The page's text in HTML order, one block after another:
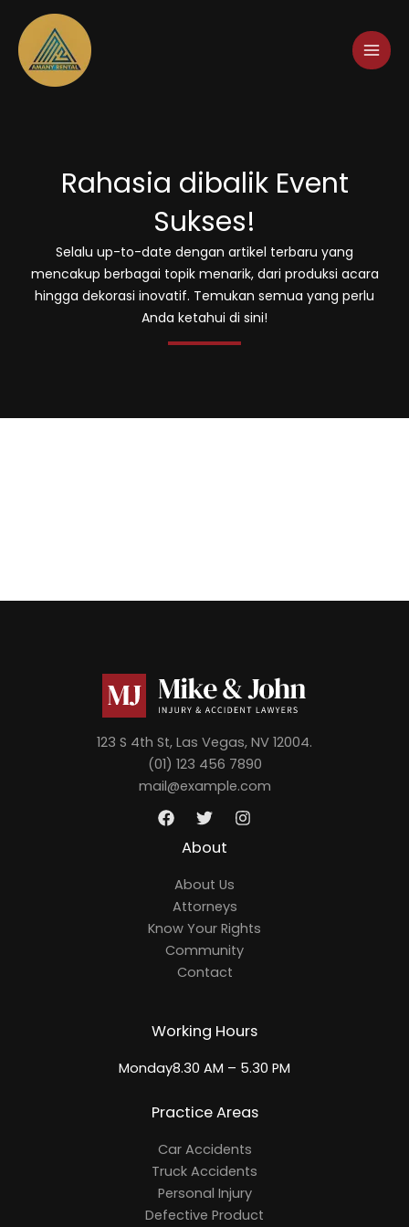
konten
Rahasia dibalik Event
Sukses!
Selalu up-to-date dengan artikel terbaru yang
mencakup berbagai topik menarik, dari produksi acara
hingga dekorasi inovatif. Temukan semua yang perlu
Anda ketahui di sini!
123 S 4th St, Las Vegas, NV 12004.
(01) 123 456 7890
mail@example.com
About
About Us
Attorneys
Know Your Rights
Community
Contact
Working Hours
Monday8.30 AM – 5.30 PM
Practice Areas
Car Accidents
Truck Accidents
Personal Injury
Defective Product